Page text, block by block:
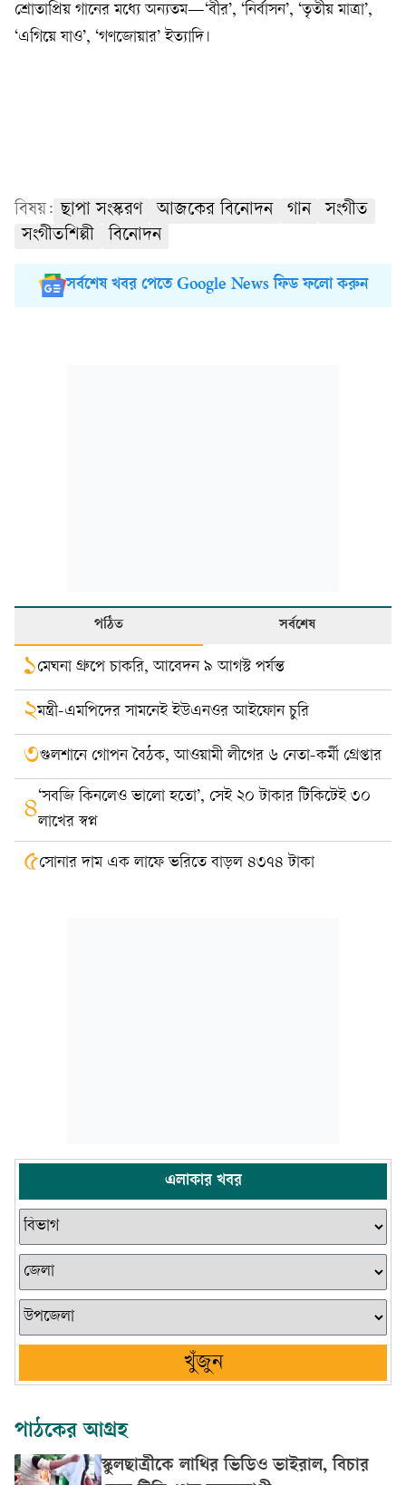
শ্রোতাপ্রিয় গানের মধ্যে অন্যতম—‘বীর’, ‘নির্বাসন’, ‘তৃতীয় মাত্রা’,
‘এগিয়ে যাও’, ‘গণজোয়ার’ ইত্যাদি।
বিষয়: ছাপা সংস্করণ আজকের বিনোদন গান
সংগীত
সংগীতশিল্পী
বিনোদন
সর্বশেষ খবর পেতে Google News ফিড ফলো করুন
পঠিত সর্বশেষ
১মেঘনা গ্রুপে চাকরি, আবেদন ৯ আগস্ট পর্যন্ত
২মন্ত্রী-এমপিদের সামনেই ইউএনওর আইফোন চুরি
৩গুলশানে গোপন বৈঠক, আওয়ামী লীগের ৬ নেতা-কর্মী গ্রেপ্তার
৪‘সবজি কিনলেও ভালো হতো’, সেই ২০ টাকার টিকিটেই ৩০
লাখের স্বপ্ন
৫সোনার দাম এক লাফে ভরিতে বাড়ল ৪৩৭৪ টাকা
এলাকার খবর
খুঁজুন
পাঠকের আগ্রহ
স্কুলছাত্রীকে লাথির ভিডিও ভাইরাল, বিচার